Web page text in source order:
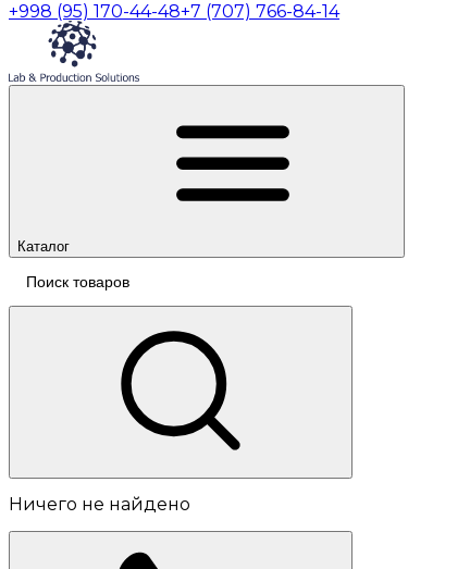
+998 (95) 170-44-48+7 (707) 766-84-14
Каталог
Ничего не найдено